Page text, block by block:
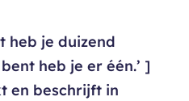
heb je duizend
heb je er één.’ ]
en beschrijft in